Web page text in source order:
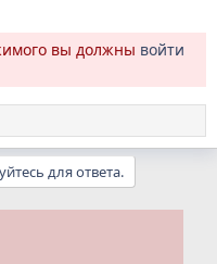
вы должны войти
для ответа.